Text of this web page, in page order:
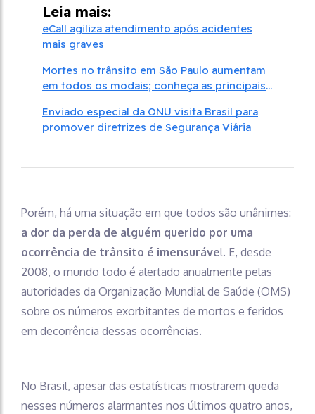
Leia mais:
eCall agiliza atendimento após acidentes
mais graves
Mortes no trânsito em São Paulo aumentam
em todos os modais; conheça as principais
Enviado especial da ONU visita Brasil para
promover diretrizes de Segurança Viária
Porém, há uma situação em que todos são unânimes:
a dor da perda de alguém querido por uma
ocorrência de trânsito é imensurável. E, desde
2008, o mundo todo é alertado anualmente pelas
autoridades da Organização Mundial de Saúde (OMS)
sobre os números exorbitantes de mortos e feridos
em decorrência dessas ocorrências.
No Brasil, apesar das estatísticas mostrarem queda
nesses números alarmantes nos últimos quatro anos,